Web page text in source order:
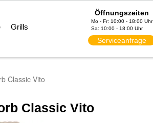
Grills
Öffnungszeiten
Mo - Fr: 10:00 - 18:00 Uhr
Sa: 10:00 - 18:00 Uhr
Serviceanfrage
Classic Vito
Classic Vito